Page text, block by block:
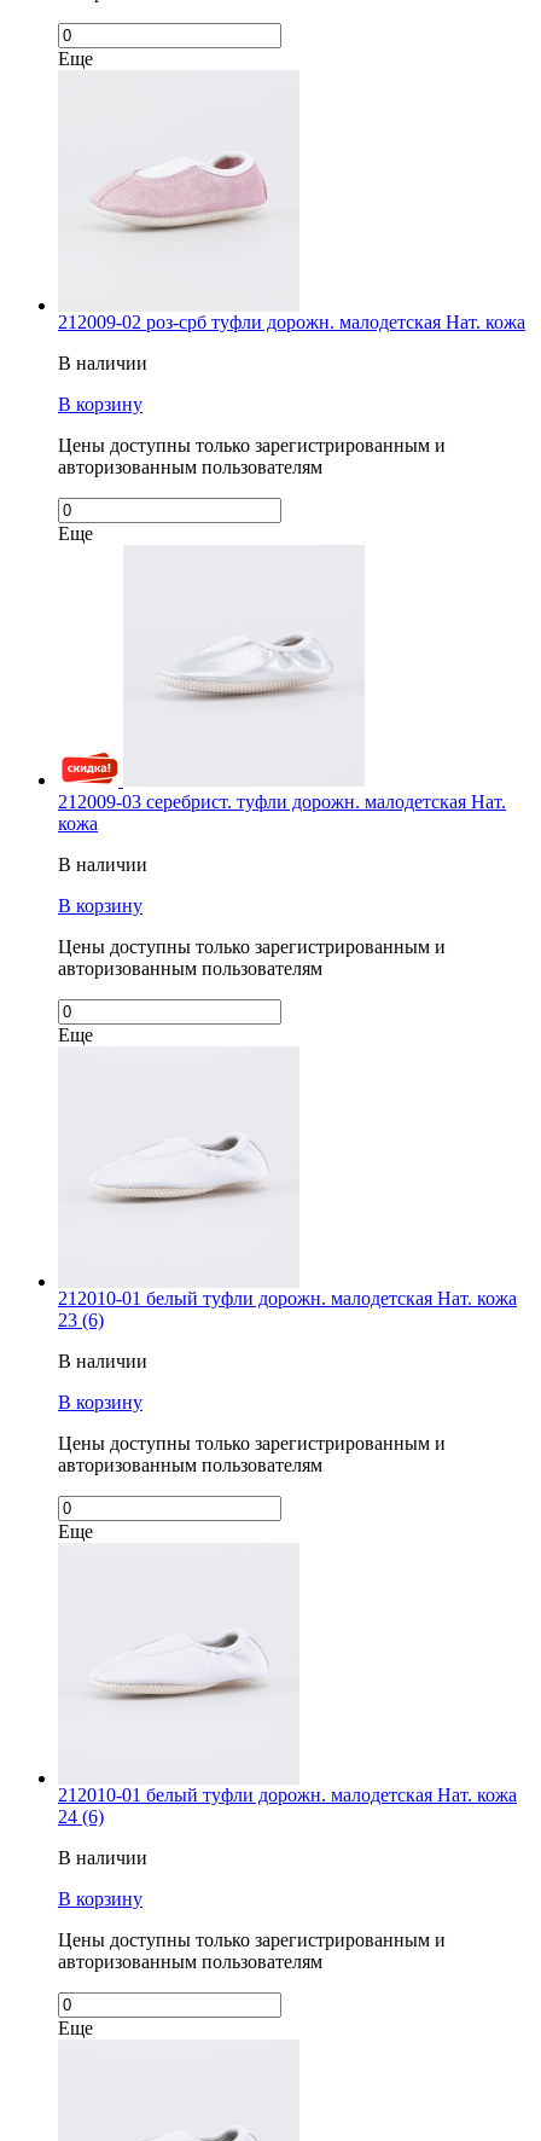
Еще
212009-02 роз-срб туфли дорожн. малодетская Нат. кожа
В наличии
В корзину
Цены доступны только зарегистрированным и
авторизованным пользователям
Еще
212009-03 серебрист. туфли дорожн. малодетская Нат.
кожа
В наличии
В корзину
Цены доступны только зарегистрированным и
авторизованным пользователям
Еще
212010-01 белый туфли дорожн. малодетская Нат. кожа
23 (6)
В наличии
В корзину
Цены доступны только зарегистрированным и
авторизованным пользователям
Еще
212010-01 белый туфли дорожн. малодетская Нат. кожа
24 (6)
В наличии
В корзину
Цены доступны только зарегистрированным и
авторизованным пользователям
Еще